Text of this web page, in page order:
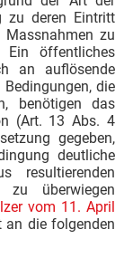
zu deren Eintritt
zu
Ein öffentliches
an auflösende
die
benötigen das
(Art. 13 Abs. 4
gegeben,
deutliche
resultierenden
zu überwiegen
vom 11. April
an die folgenden